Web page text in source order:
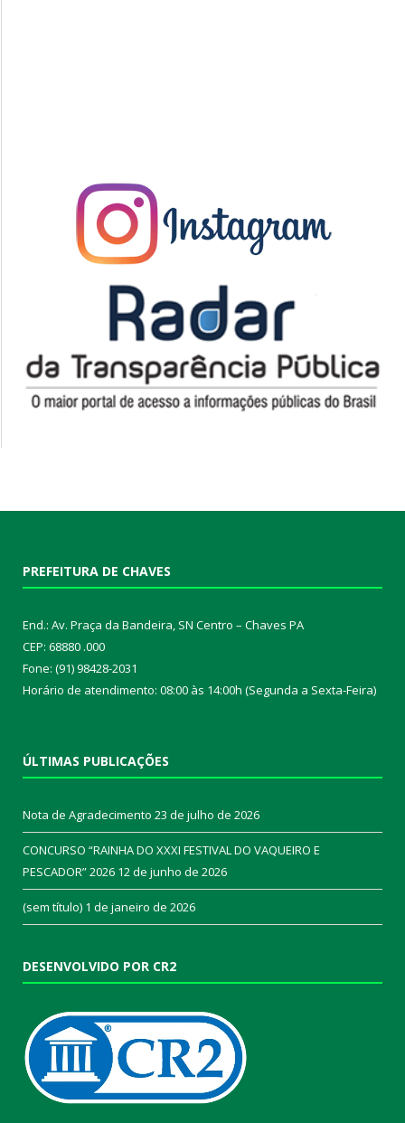
PREFEITURA DE CHAVES
End.: Av. Praça da Bandeira, SN Centro – Chaves PA
CEP: 68880 .000
Fone: (91) 98428-2031
Horário de atendimento: 08:00 às 14:00h (Segunda a Sexta-Feira)
ÚLTIMAS PUBLICAÇÕES
Nota de Agradecimento 23 de julho de 2026
CONCURSO “RAINHA DO XXXI FESTIVAL DO VAQUEIRO E
PESCADOR” 2026 12 de junho de 2026
(sem título) 1 de janeiro de 2026
DESENVOLVIDO POR CR2